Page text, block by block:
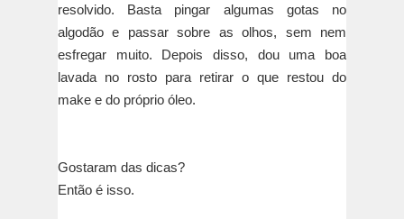
resolvido. Basta pingar algumas gotas no
algodão e passar sobre as olhos, sem nem
esfregar muito. Depois disso, dou uma boa
lavada no rosto para retirar o que restou do
make e do próprio óleo.
Gostaram das dicas?
Então é isso.